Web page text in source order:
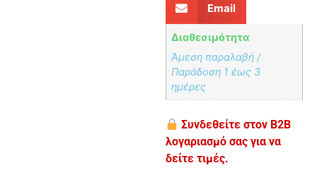
Email
Διαθεσιμότητα
Άμεση παραλαβή /
Παράδoση 1 έως 3
ημέρες
Συνδεθείτε στον B2B
λογαριασμό σας για να
δείτε τιμές.